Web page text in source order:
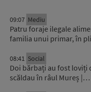
09:07 Mediu
Patru foraje ilegale
familia unui primar, în
08:41 Social
Doi bărbați au fost loviți
scăldau în râul Mureș |…